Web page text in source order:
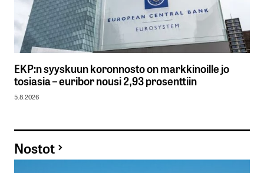
EKP:n syyskuun koronnosto on markkinoille jo
tosiasia – euribor nousi 2,93 prosenttiin
5.8.2026
Nostot